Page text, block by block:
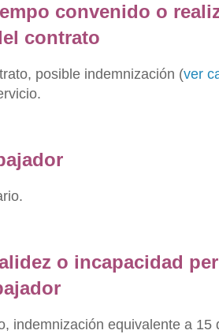
convenido o
contrato
posible indemnización (ver
o incapacidad
indemnización equivalente a 15